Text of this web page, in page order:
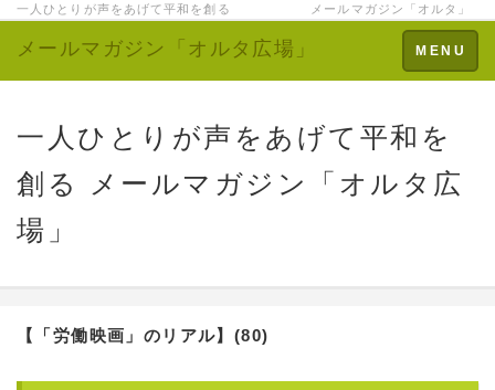
一人ひとりが声をあげて平和を創る メールマガジン「オルタ」
Toggle
navigation
MENU
メールマガジン「オルタ広場」
一人ひとりが声をあげて平和を
創る メールマガジン「オルタ広
場」
【「労働映画」のリアル】(80)